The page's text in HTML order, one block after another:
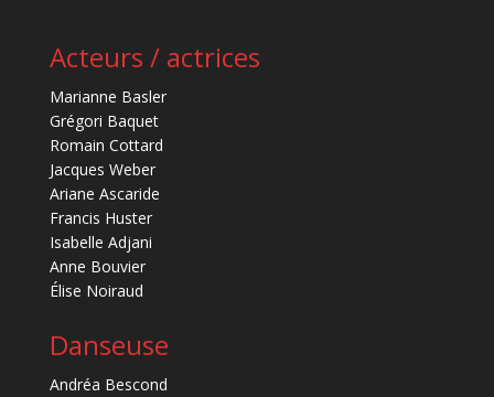
Acteurs / actrices
Marianne Basler
Grégori Baquet
Romain Cottard
Jacques Weber
Ariane Ascaride
Francis Huster
Isabelle Adjani
Anne Bouvier
Élise Noiraud
Danseuse
Andréa Bescond